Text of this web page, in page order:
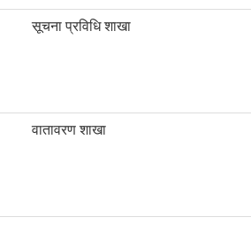
सूचना प्रविधि शाखा
वातावरण शाखा